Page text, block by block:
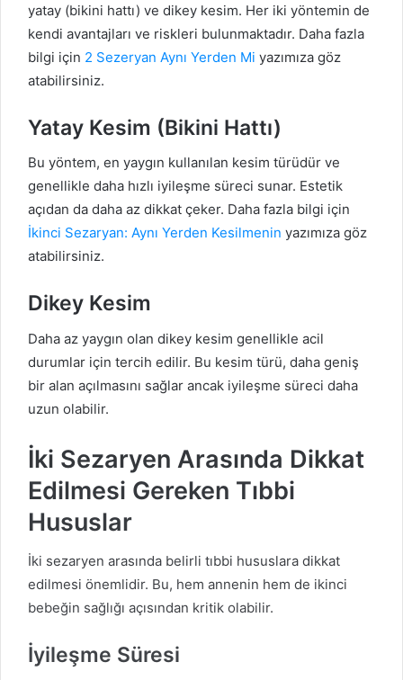
yatay (bikini hattı) ve dikey kesim. Her iki yöntemin de
kendi avantajları ve riskleri bulunmaktadır. Daha fazla
bilgi için 2 Sezeryan Aynı Yerden Mi yazımıza göz
atabilirsiniz.
Yatay Kesim (Bikini Hattı)
Bu yöntem, en yaygın kullanılan kesim türüdür ve
genellikle daha hızlı iyileşme süreci sunar. Estetik
açıdan da daha az dikkat çeker. Daha fazla bilgi için
İkinci Sezaryan: Aynı Yerden Kesilmenin yazımıza göz
atabilirsiniz.
Dikey Kesim
Daha az yaygın olan dikey kesim genellikle acil
durumlar için tercih edilir. Bu kesim türü, daha geniş
bir alan açılmasını sağlar ancak iyileşme süreci daha
uzun olabilir.
İki Sezaryen Arasında Dikkat
Edilmesi Gereken Tıbbi
Hususlar
İki sezaryen arasında belirli tıbbi hususlara dikkat
edilmesi önemlidir. Bu, hem annenin hem de ikinci
bebeğin sağlığı açısından kritik olabilir.
İyileşme Süresi